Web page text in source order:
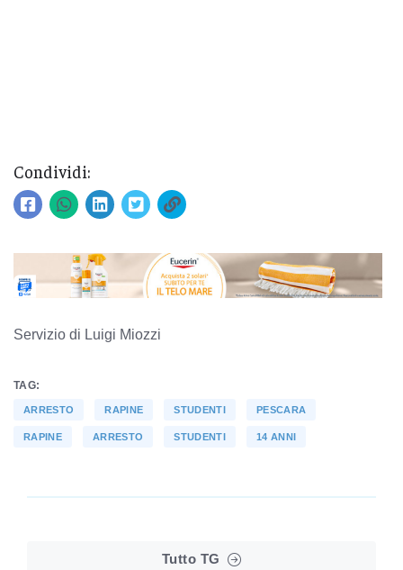
Condividi:
Servizio di Luigi Miozzi
TAG:
ARRESTO RAPINE STUDENTI PESCARA
RAPINE ARRESTO STUDENTI 14 ANNI
Tutto TG